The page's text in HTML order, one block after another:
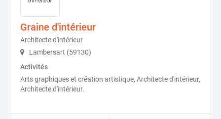
Graine d'intérieur
Architecte d'intérieur
Lambersart (59130)
Activités
Arts graphiques et création artistique, Architecte d'intérieur,
Architecte d'intérieur.